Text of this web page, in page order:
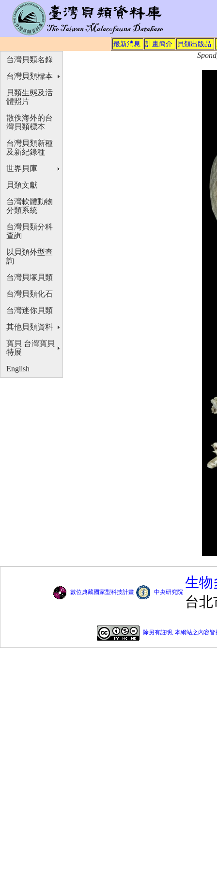
最新消息 計畫簡介 貝類出版品
台灣貝類名錄
台灣貝類標本
貝類生態及活
體照片
散佚海外的台
灣貝類標本
台灣貝類新種
及新紀錄種
世界貝庫
貝類文獻
台灣軟體動物
分類系統
台灣貝類分科
查詢
以貝類外型查
詢
台灣貝塚貝類
台灣貝類化石
台灣迷你貝類
其他貝類資料
寶貝 台灣寶貝
特展
English
數位典藏國家型科技計畫 中央研究院
生物
台北
除另有註明, 本網站之內容